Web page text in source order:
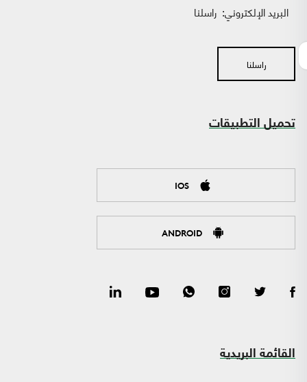
البريد الإلكتروني: راسلنا
راسلنا
تحميل التطبيقات
IOS
ANDROID
القائمة البريدية